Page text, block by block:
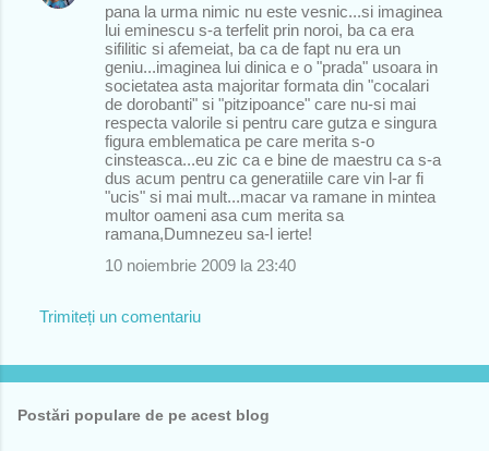
pana la urma nimic nu este vesnic...si imaginea
lui eminescu s-a terfelit prin noroi, ba ca era
sifilitic si afemeiat, ba ca de fapt nu era un
geniu...imaginea lui dinica e o "prada" usoara in
societatea asta majoritar formata din "cocalari
de dorobanti" si "pitzipoance" care nu-si mai
respecta valorile si pentru care gutza e singura
figura emblematica pe care merita s-o
cinsteasca...eu zic ca e bine de maestru ca s-a
dus acum pentru ca generatiile care vin l-ar fi
"ucis" si mai mult...macar va ramane in mintea
multor oameni asa cum merita sa
ramana,Dumnezeu sa-l ierte!
10 noiembrie 2009 la 23:40
Trimiteți un comentariu
Postări populare de pe acest blog